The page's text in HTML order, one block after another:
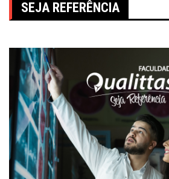
SEJA REFERÊNCIA